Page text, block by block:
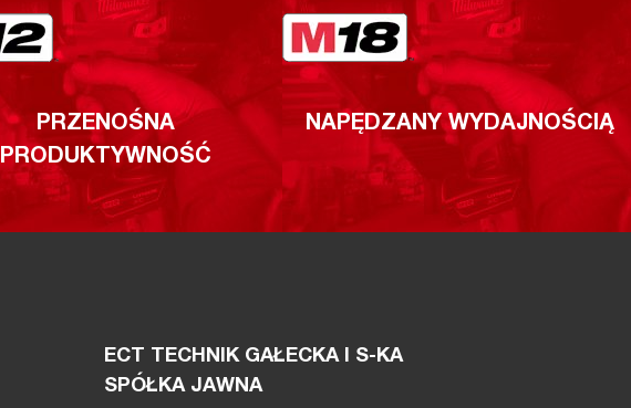
PRZENOŚNA
PRODUKTYWNOŚĆ
NAPĘDZANY WYDAJNOŚCIĄ
ECT TECHNIK GAŁECKA I S-KA
SPÓŁKA JAWNA